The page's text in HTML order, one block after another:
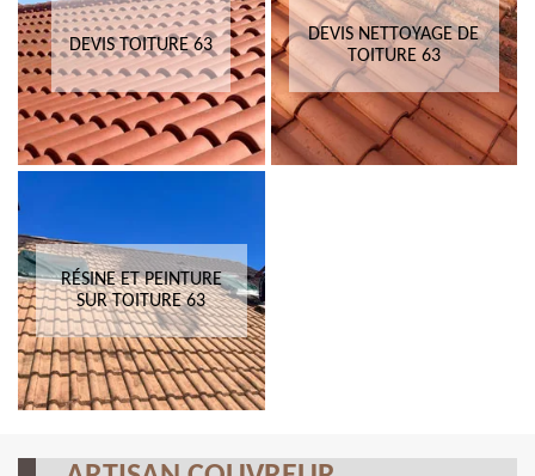
DEVIS TOITURE 63
DEVIS NETTOYAGE DE
TOITURE 63
RÉSINE ET PEINTURE
SUR TOITURE 63